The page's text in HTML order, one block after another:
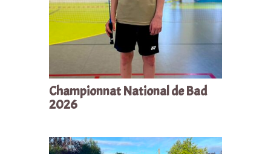
Championnat National de Bad
2026